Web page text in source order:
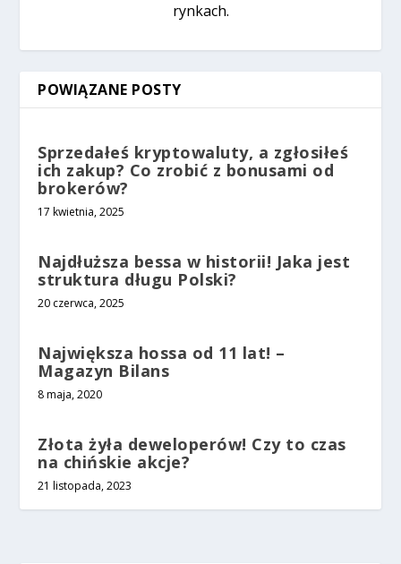
rynkach.
POWIĄZANE POSTY
Sprzedałeś kryptowaluty, a zgłosiłeś
ich zakup? Co zrobić z bonusami od
brokerów?
17 kwietnia, 2025
Najdłuższa bessa w historii! Jaka jest
struktura długu Polski?
20 czerwca, 2025
Największa hossa od 11 lat! –
Magazyn Bilans
8 maja, 2020
Złota żyła deweloperów! Czy to czas
na chińskie akcje?
21 listopada, 2023